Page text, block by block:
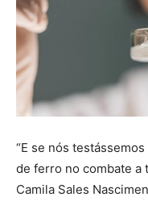
“E se nós
de ferro no combate a
Camila Sales